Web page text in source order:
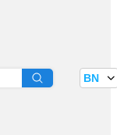
BN